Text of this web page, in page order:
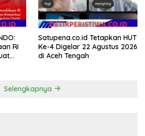
RI
Satupena.co.id Tetapkan HUT
Ke-4 Digelar 22 Agustus 2026
di Aceh Tengah
Selengkapnya